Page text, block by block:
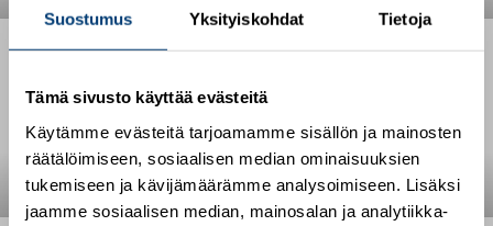
Suostumus Yksityiskohdat Tietoja
Tämä sivusto käyttää evästeitä
Käytämme evästeitä tarjoamamme sisällön ja mainosten
räätälöimiseen, sosiaalisen median ominaisuuksien
tukemiseen ja kävijämäärämme analysoimiseen. Lisäksi
jaamme sosiaalisen median, mainosalan ja analytiikka-